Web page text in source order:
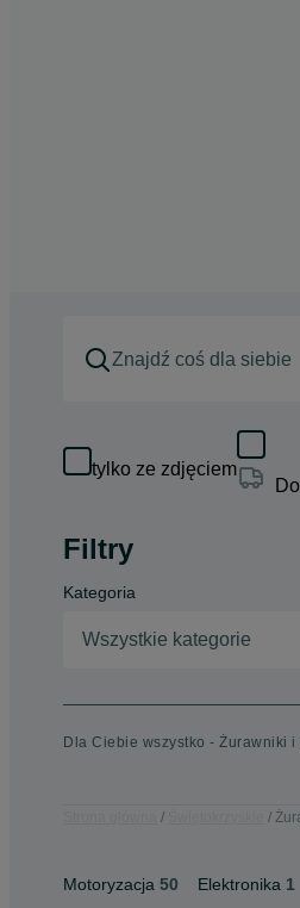
tylko ze zdjęciem
Filtry
Kategoria
Wszystkie kategorie
Dla Ciebie wszystko - Żurawniki i
Motoryzacja 50 Elektronika 1